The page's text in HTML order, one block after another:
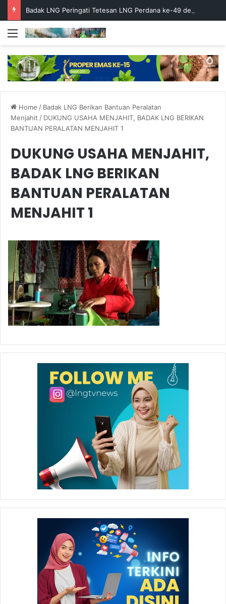
Menu
Home / Badak LNG Berikan Bantuan Peralatan
Menjahit / DUKUNG USAHA MENJAHIT, BADAK LNG BERIKAN
BANTUAN PERALATAN MENJAHIT 1
DUKUNG USAHA MENJAHIT,
BADAK LNG BERIKAN
BANTUAN PERALATAN
MENJAHIT 1